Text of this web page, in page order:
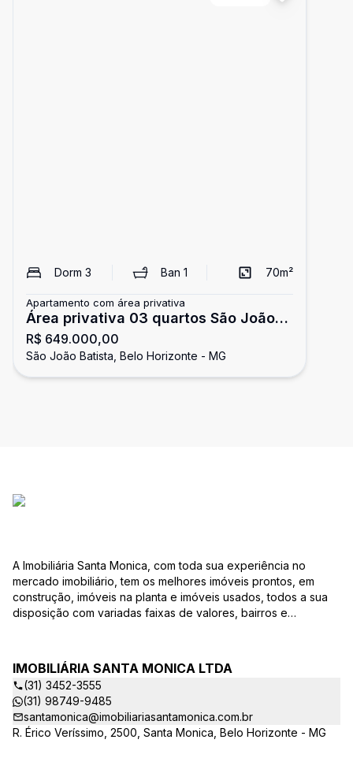
Dorm 3 Ban 1 70m²
Apartamento com área privativa
Área privativa 03 quartos São João
Batista
R$ 649.000,00
São João Batista, Belo Horizonte - MG
A Imobiliária Santa Monica, com toda sua experiência no
mercado imobiliário, tem os melhores imóveis prontos, em
construção, imóveis na planta e imóveis usados, todos a sua
disposição com variadas faixas de valores, bairros e
ao CRECI-EE – estarão sempre prontos para responder-lhe
todas as suas dúvidas sobre casas, apartamentos, terrenos,
salas comerciais e outros produtos imobiliários. Quais
vantagens que a Imobiliária Santa Monica lhe proporciona?
Parcerias com várias construtoras da sua cidade;
Acompanhamento e encaminhamento do financiamento
IMOBILIÁRIA SANTA MONICA LTDA
(31) 3452-3555
(31) 98749-9485
santamonica@imobiliariasantamonica.com.br
R. Érico Veríssimo, 2500, Santa Monica, Belo Horizonte - MG